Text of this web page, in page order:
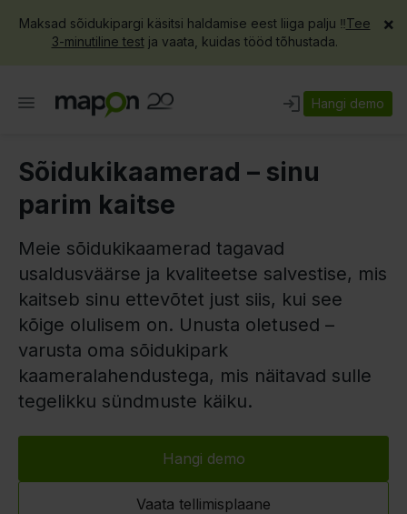
Maksad sõidukipargi käsitsi haldamise eest liiga palju ‼️Tee
3-minutiline testja vaata, kuidas tööd tõhustada.
×
Hangi demo
Sõidukikaamerad – sinu
parim kaitse
Meie sõidukikaamerad tagavad
usaldusväärse ja kvaliteetse salvestise, mis
kaitseb sinu ettevõtet just siis, kui see
kõige olulisem on. Unusta oletused –
varusta oma sõidukipark
kaameralahendustega, mis näitavad sulle
tegelikku sündmuste käiku.
Hangi demo
Vaata tellimisplaane